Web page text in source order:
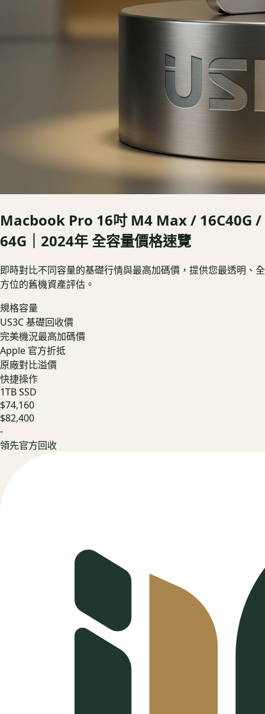
Macbook Pro 16吋 M4 Max / 16C40G /
64G｜2024年全容量價格速覽
即時對比不同容量的基礎行情與最高加碼價，提供您最透明、全
方位的舊機資產評估。
規格容量
US3C 基礎回收價
完美機況最高加碼價
Apple 官方折抵
原廠對比溢價
快捷操作
1TB SSD
$74,160
$82,400
-
領先官方回收